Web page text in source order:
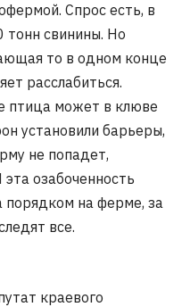
Спрос есть, в
тонн свинины. Но
то в одном конце
расслабиться.
птица может в клюве
установили барьеры,
не попадет,
озабоченность
порядком на ферме, за
все.
краевого